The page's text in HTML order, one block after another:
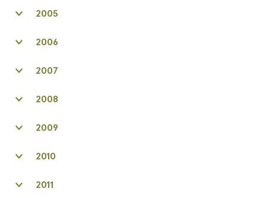
2005
2006
2007
2008
2009
2010
2011